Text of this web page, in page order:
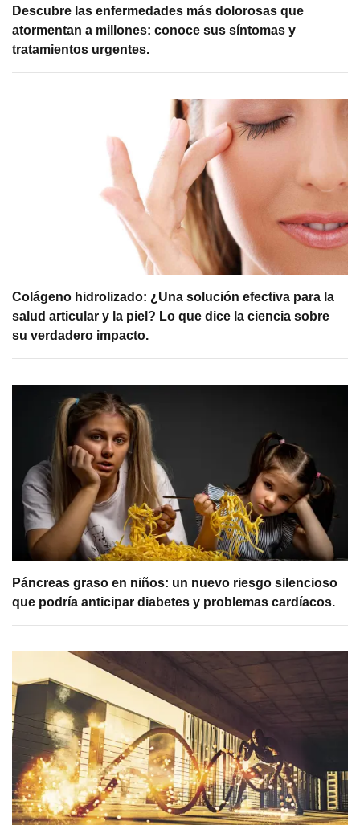
Descubre las enfermedades más dolorosas que
atormentan a millones: conoce sus síntomas y
tratamientos urgentes.
Colágeno hidrolizado: ¿Una solución efectiva para la
salud articular y la piel? Lo que dice la ciencia sobre
su verdadero impacto.
Páncreas graso en niños: un nuevo riesgo silencioso
que podría anticipar diabetes y problemas cardíacos.